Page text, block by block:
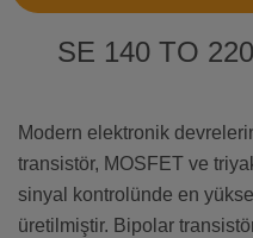
SE 140 TO
Modern elektronik
transistör, MOSFET ve
sinyal kontrolünde en
üretilmiştir. Bipolar